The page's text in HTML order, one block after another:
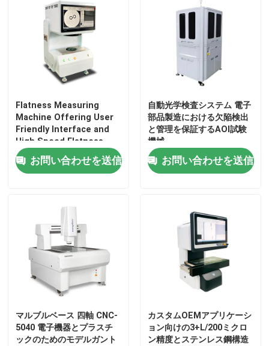
製品
ビデオ
わたしたち に つい て
Flatness Measuring
Machine Offering User
Friendly Interface and
High Speed Flatness
Measurement for
Enhanced Productivity
お問い合わせを送信
自動光学検査システム 電子
部品製造における欠陥検出
と管理を保証するAOI試験
機械
お問い合わせを送信
マルブルベース 四軸 CNC-
5040 電子機器とプラスチ
ックのためのモデルガント
カスタムOEMアプリケーシ
ョン向けの3+L/200ミクロ
ン精度とステンレス鋼構造